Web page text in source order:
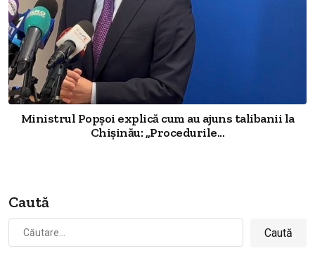
Ministrul Popșoi explică cum au ajuns talibanii la
Chișinău: „Procedurile...
Caută
după: